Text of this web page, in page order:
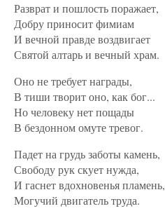
Разврат и пошлость поражает,
Добру приносит фимиам
И вечной правде воздвигает
Святой алтарь и вечный храм.
Оно не требует награды,
В тиши творит оно, как бог...
Но человеку нет пощады
В бездонном омуте тревог.
Падет на грудь заботы камень,
Свободу рук скует нужда,
И гаснет вдохновенья пламень,
Могучий двигатель труда.